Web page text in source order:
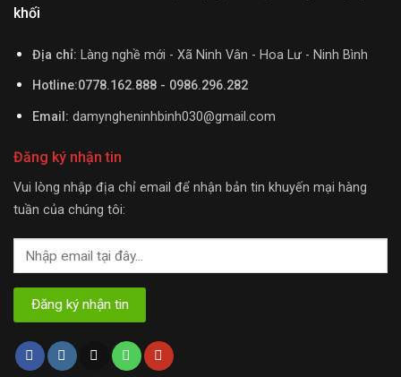
khối
Địa chỉ: Làng nghề mới - Xã Ninh Vân - Hoa Lư - Ninh Bình
Hotline:0778.162.888 - 0986.296.282
Email: damyngheninhbinh030@gmail.com
Đăng ký nhận tin
Vui lòng nhập địa chỉ email để nhận bản tin khuyến mại hàng
tuần của chúng tôi: